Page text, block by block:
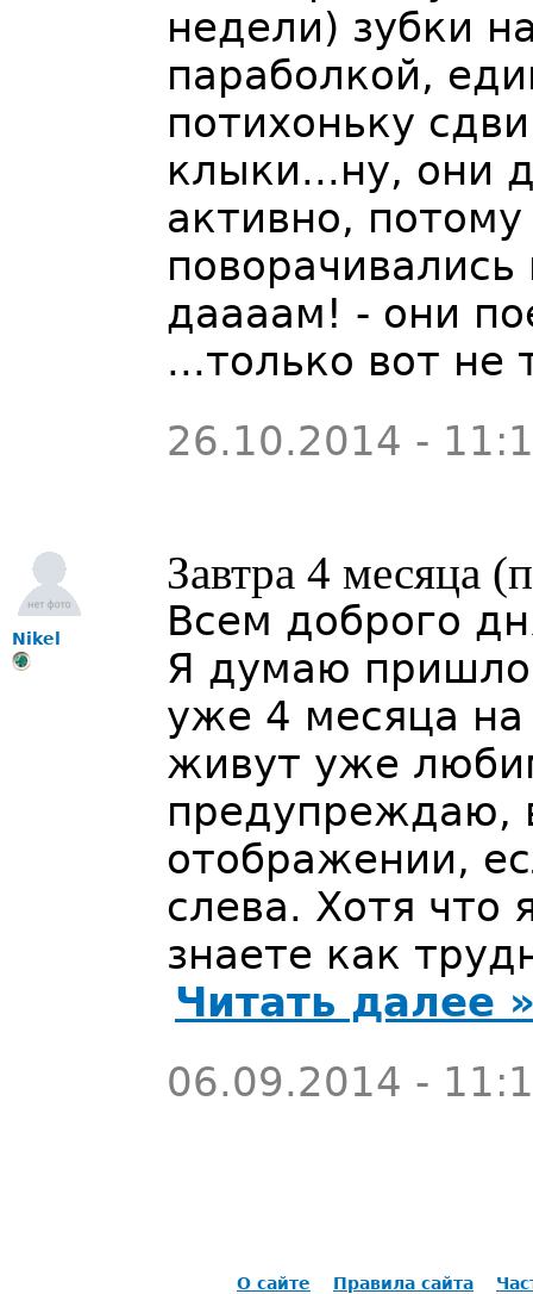
недели) зубки
параболкой,
потихоньку
клыки...ну, они
активно,
даааам! - они
...только вот не
26.10.2014 -
Nikel
Завтра 4 месяца
Всем доброго
Я думаю пришло
уже 4 месяца
живут уже
предупреждаю,
отображении,
слева. Хотя что
знаете как
Читать далее
06.09.2014 -
О сайте Правила сайта